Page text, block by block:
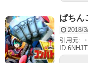
ぱちん
2018/
引用元: